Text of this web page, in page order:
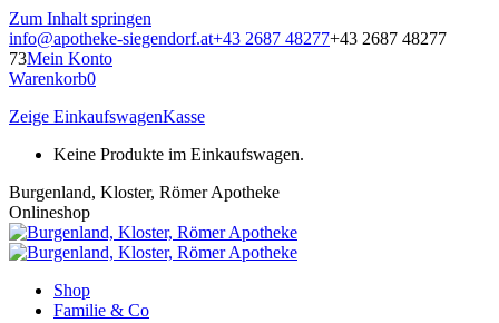
Zum Inhalt springen
info@apotheke-siegendorf.at+43 2687 48277+43 2687 48277
73Mein Konto
Warenkorb0
Zeige EinkaufswagenKasse
Keine Produkte im Einkaufswagen.
Burgenland, Kloster, Römer Apotheke
Onlineshop
Shop
Familie & Co